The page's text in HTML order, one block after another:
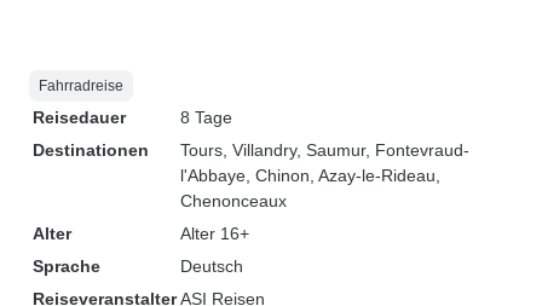
Fahrradreise
Reisedauer
8 Tage
Destinationen
Tours , Villandry, Saumur, Fontevraud-
l'Abbaye , Chinon , Azay-le-Rideau
Chenonceaux
Alter
Alter 16+
Sprache
Deutsch
ReiseveranstalterASI Reisen